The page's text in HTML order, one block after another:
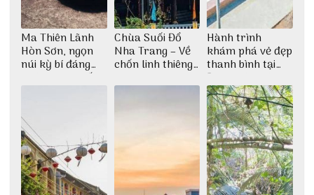
Ma Thiên Lãnh
Hòn Sơn, ngọn
núi kỳ bí đáng
khám phá nhất
Chùa Suối Đổ
Nha Trang – Về
chốn linh thiêng
thiền định
Hành trình
khám phá vẻ đẹp
thanh bình tại
Đảo Phú Quý